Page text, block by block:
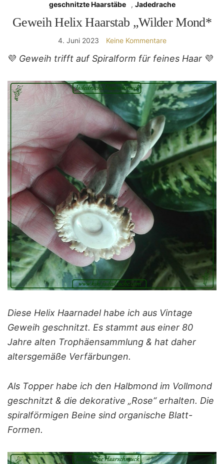
geschnitzte Haarstäbe , Jadedrache
Geweih Helix Haarstab „Wilder Mond*
4. Juni 2023 Keine Kommentare
💜 Geweih trifft auf Spiralform für feines Haar 💜
Diese Helix Haarnadel habe ich aus Vintage
Geweih geschnitzt. Es stammt aus einer 80
Jahre alten Trophäensammlung & hat daher
altersgemäße Verfärbungen.
Als Topper habe ich den Halbmond im Vollmond
geschnitzt & die dekorative „Rose“ erhalten. Die
spiralförmigen Beine sind organische Blatt-
Formen.